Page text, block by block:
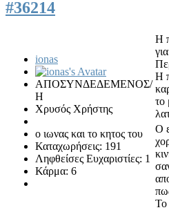
#36214
ionas
ΑΠΟΣΥΝΔΕΔΕΜΕΝΟΣ/
Η
Χρυσός Χρήστης
ο ιωνας και το κητος του
Καταχωρήσεις: 191
Ληφθείσες Ευχαριστίες: 1
Κάρμα: 6
Η
Η
το
Ο
Το